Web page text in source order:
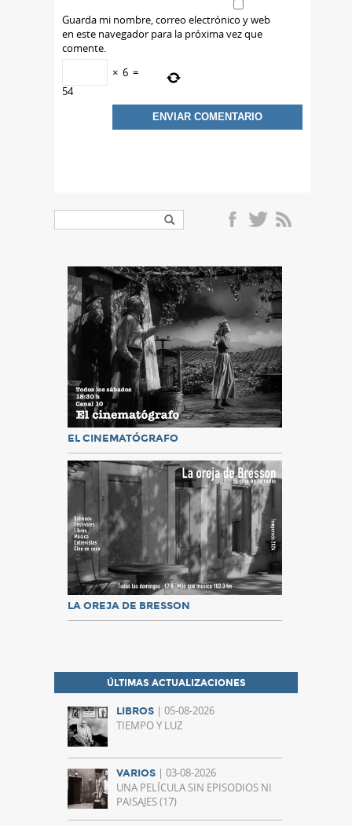
Guarda mi nombre, correo electrónico y web
en este navegador para la próxima vez que
comente.
× 6 =
54
EL CINEMATÓGRAFO
LA OREJA DE BRESSON
ÚLTIMAS ACTUALIZACIONES
LIBROS | 05-08-2026
TIEMPO Y LUZ
VARIOS | 03-08-2026
UNA PELÍCULA SIN EPISODIOS NI
PAISAJES (17)